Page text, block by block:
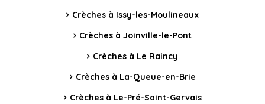
Crèches à Issy-les-Moulineaux
Crèches à Joinville-le-Pont
Crèches à Le Raincy
Crèches à La-Queue-en-Brie
Crèches à Le-Pré-Saint-Gervais